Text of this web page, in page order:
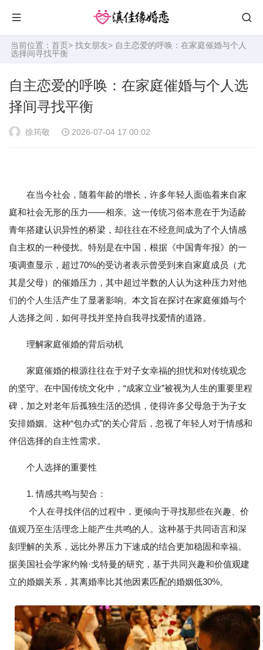
当前位置： 首页> 找女朋友> 自主恋爱的呼唤：在家庭催婚与个人
选择间寻找平衡
自主恋爱的呼唤：在家庭催婚与个人选
择间寻找平衡
徐筠敬 2026-07-04 17:00:02
在当今社会，随着年龄的增长，许多年轻人面临着来自家
庭和社会无形的压力——相亲。这一传统习俗本意在于为适龄
青年搭建认识异性的桥梁，却往往在不经意间成为了个人情感
自主权的一种侵扰。特别是在中国，根据《中国青年报》的一
项调查显示，超过70%的受访者表示曾受到来自家庭成员（尤
其是父母）的催婚压力，其中超过半数的人认为这种压力对他
们的个人生活产生了显著影响。本文旨在探讨在家庭催婚与个
人选择之间，如何寻找并坚持自我寻找爱情的道路。
理解家庭催婚的背后动机
家庭催婚的根源往往在于对子女幸福的担忧和对传统观念
的坚守。在中国传统文化中，“成家立业”被视为人生的重要里程
碑，加之对老年后孤独生活的恐惧，使得许多父母急于为子女
安排婚姻。这种“包办式”的关心背后，忽视了年轻人对于情感和
伴侣选择的自主性需求。
个人选择的重要性
1. 情感共鸣与契合：
个人在寻找伴侣的过程中，更倾向于寻找那些在兴趣、价
值观乃至生活理念上能产生共鸣的人。这种基于共同语言和深
刻理解的关系，远比外界压力下速成的结合更加稳固和幸福。
据美国社会学家约翰·戈特曼的研究，基于共同兴趣和价值观建
立的婚姻关系，其离婚率比其他因素匹配的婚姻低30%。